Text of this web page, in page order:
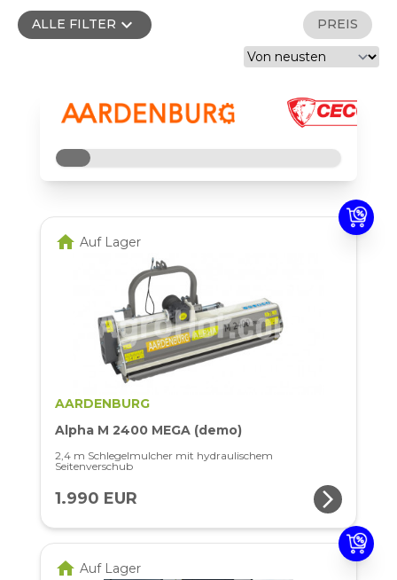
ALLE FILTER expand_more PREIS
home Auf Lager
AARDENBURG
Alpha M 2400 MEGA (demo)
2,4 m Schlegelmulcher mit hydraulischem
Seitenverschub
1.990 EUR arrow_forward_ios
home Auf Lager